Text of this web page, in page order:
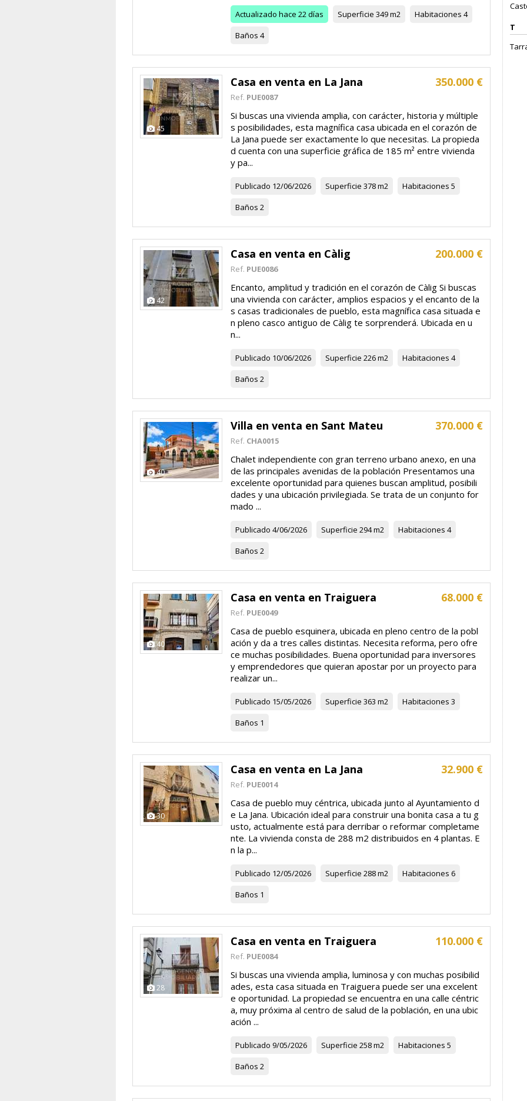
T
Actualizado hace 22 días Superficie 349 m2 Habitaciones 4
Baños 4
45
350.000 €
Casa en venta en La Jana
Ref. PUE0087
Si buscas una vivienda amplia, con carácter, historia y múltiple
s posibilidades, esta magnífica casa ubicada en el corazón de
La Jana puede ser exactamente lo que necesitas. La propieda
d cuenta con una superficie gráfica de 185 m² entre vivienda
y pa...
Publicado 12/06/2026 Superficie 378 m2 Habitaciones 5
Baños 2
42
200.000 €
Casa en venta en Càlig
Ref. PUE0086
Encanto, amplitud y tradición en el corazón de Càlig Si buscas
una vivienda con carácter, amplios espacios y el encanto de la
s casas tradicionales de pueblo, esta magnífica casa situada e
n pleno casco antiguo de Càlig te sorprenderá. Ubicada en u
n...
Publicado 10/06/2026 Superficie 226 m2 Habitaciones 4
Baños 2
40
370.000 €
Villa en venta en Sant Mateu
Ref. CHA0015
Chalet independiente con gran terreno urbano anexo, en una
de las principales avenidas de la población Presentamos una
excelente oportunidad para quienes buscan amplitud, posibili
dades y una ubicación privilegiada. Se trata de un conjunto for
mado ...
Publicado 4/06/2026 Superficie 294 m2 Habitaciones 4
Baños 2
40
68.000 €
Casa en venta en Traiguera
Ref. PUE0049
Casa de pueblo esquinera, ubicada en pleno centro de la pobl
ación y da a tres calles distintas. Necesita reforma, pero ofre
ce muchas posibilidades. Buena oportunidad para inversores
y emprendedores que quieran apostar por un proyecto para
realizar un...
Publicado 15/05/2026 Superficie 363 m2 Habitaciones 3
Baños 1
30
32.900 €
Casa en venta en La Jana
Ref. PUE0014
Casa de pueblo muy céntrica, ubicada junto al Ayuntamiento d
e La Jana. Ubicación ideal para construir una bonita casa a tu g
usto, actualmente está para derribar o reformar completame
nte. La vivienda consta de 288 m2 distribuidos en 4 plantas. E
n la p...
Publicado 12/05/2026 Superficie 288 m2 Habitaciones 6
Baños 1
28
110.000 €
Casa en venta en Traiguera
Ref. PUE0084
Si buscas una vivienda amplia, luminosa y con muchas posibilid
ades, esta casa situada en Traiguera puede ser una excelent
e oportunidad. La propiedad se encuentra en una calle céntric
a, muy próxima al centro de salud de la población, en una ubic
ación ...
Publicado 9/05/2026 Superficie 258 m2 Habitaciones 5
Baños 2